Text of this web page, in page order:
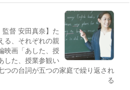
監督 安田真奈】た
る、それぞれの親
映画「あした、授
した、授業参観い
つの台詞が五つの家庭で繰り返され
る